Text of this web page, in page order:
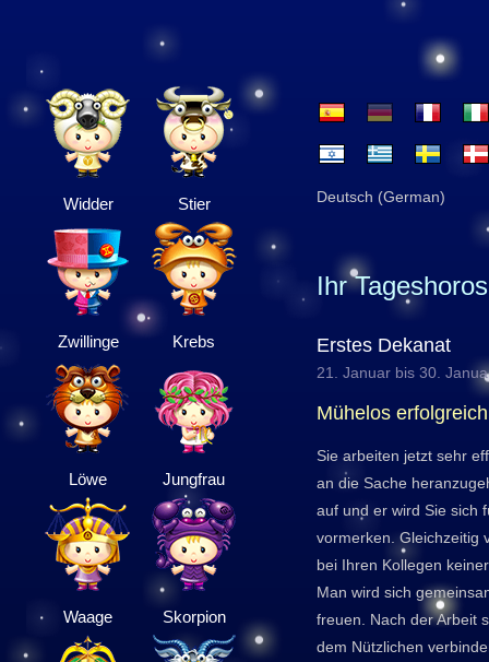
Widder Stier
Zwillinge Krebs
Löwe Jungfrau
Waage Skorpion
Deutsch (German)
Ihr
Erstes Dekanat
21. Januar bis 30.
Mühelos erfolgreich
Sie arbeiten jetzt sehr
an die Sache
auf und er wird Sie sich
vormerken. Gleichzeitig
bei Ihren Kollegen
Man wird sich
freuen. Nach der Arbeit
dem Nützlichen